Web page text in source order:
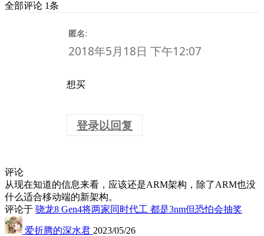
全部评论 1条
匿名:
2018年5月18日 下午12:07
想买
登录以回复
评论
从现在知道的信息来看，应该还是ARM架构，除了ARM也没
什么适合移动端的新架构。
评论于 骁龙8 Gen4将两家同时代工 都是3nm但恐怕会抽奖
爱折腾的深水君 2023/05/26